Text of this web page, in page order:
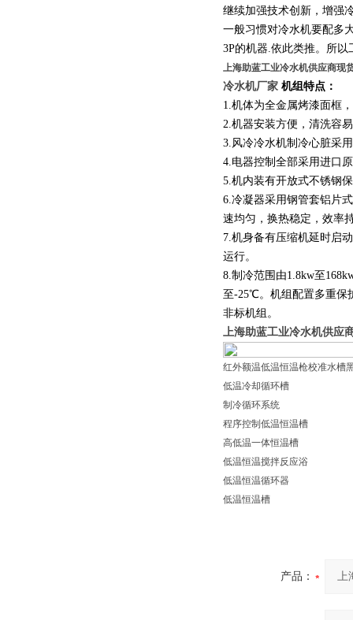
继续加强技术创新，增强
一般习惯对冷水机要配多
3P的机器.依此类推。所
上海助蓝工业冷水机供应商现
冷水机厂家 机组特点：
1.机体为全金属烤漆面框
2.机器安装方便，清洗容
3.风冷冷水机制冷心脏采
4.电器控制全部采用进口
5.机内装有开放式不锈钢
6.冷凝器采用钢管套铝片
速均匀，换热稳定，效率
7.机身备有压缩机延时启
运行。
8.制冷范围由1.8kw至
至-25℃。机组配置多重保
非标机组。
上海助蓝工业冷水机供应
红外额温低温恒温枪校准水槽
低温冷却循环槽
制冷循环系统
程序控制低温恒温槽
高低温一体恒温槽
低温恒温搅拌反应浴
低温恒温循环器
低温恒温槽
产品：